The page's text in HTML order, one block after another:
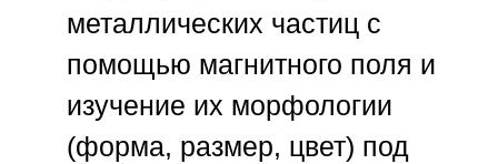
металлических частиц с
помощью магнитного поля и
изучение их морфологии
(форма, размер, цвет) под